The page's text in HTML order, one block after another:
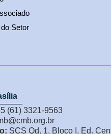
Setor
(61) 3321-9563
SCS Qd. 1, Bloco I, Ed.